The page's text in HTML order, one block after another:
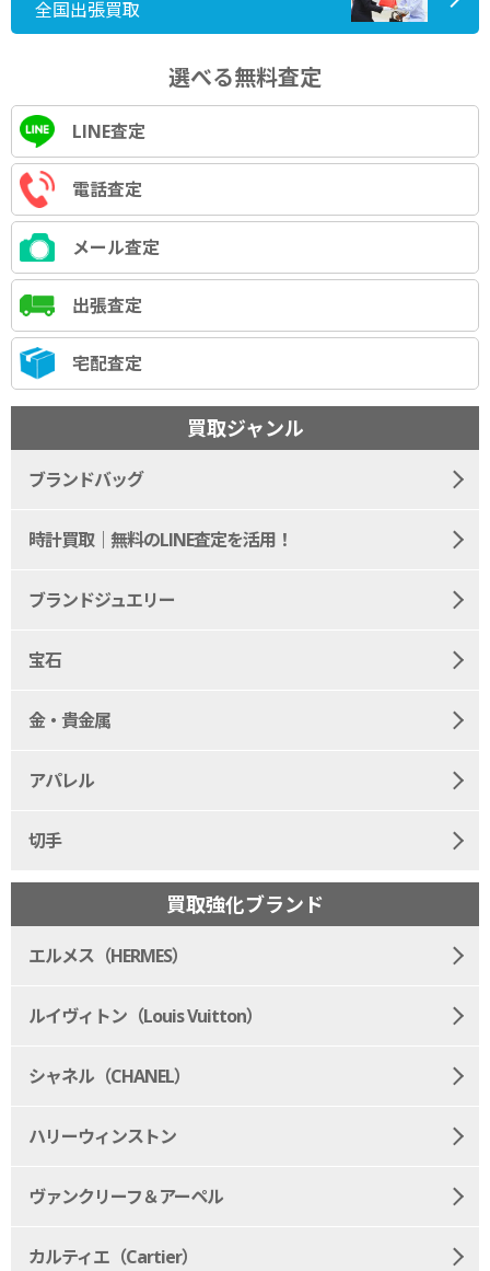
全国出張買取
選べる無料査定
LINE査定
電話査定
メール査定
出張査定
宅配査定
買取ジャンル
ブランドバッグ
時計買取｜無料のLINE査定を活用！
ブランドジュエリー
宝石
金・貴金属
アパレル
切手
買取強化ブランド
エルメス（HERMES）
ルイヴィトン（Louis Vuitton）
シャネル（CHANEL）
ハリーウィンストン
ヴァンクリーフ＆アーペル
カルティエ（Cartier）